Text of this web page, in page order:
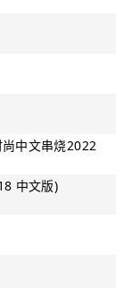
中文串烧2022
中文版)